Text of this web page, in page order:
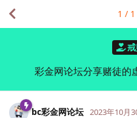
彩金网论坛分享赌徒的
1 / 1
bc彩金网论坛 2023年10月